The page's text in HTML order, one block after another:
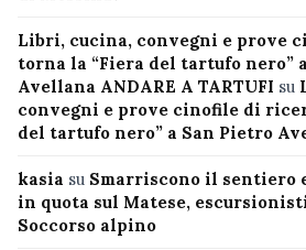
Libri, cucina, convegni e prove
torna la “Fiera del tartufo nero”
Avellana ANDARE A TARTUFI su
convegni e prove cinofile di
del tartufo nero” a San Pietro
kasia su Smarriscono il sentiero
in quota sul Matese,
Soccorso alpino